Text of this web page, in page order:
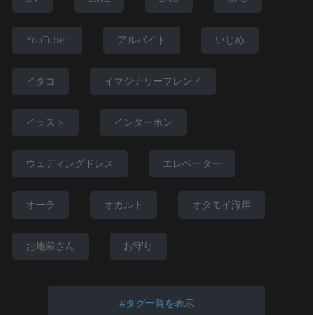
YouTuber アルバイト いじめ
イタコ イマジナリーフレンド
イラスト インターホン
ウェディングドレス エレベーター
オーラ オカルト オタモイ海岸
お地蔵さん お守り
タグ一覧を表示